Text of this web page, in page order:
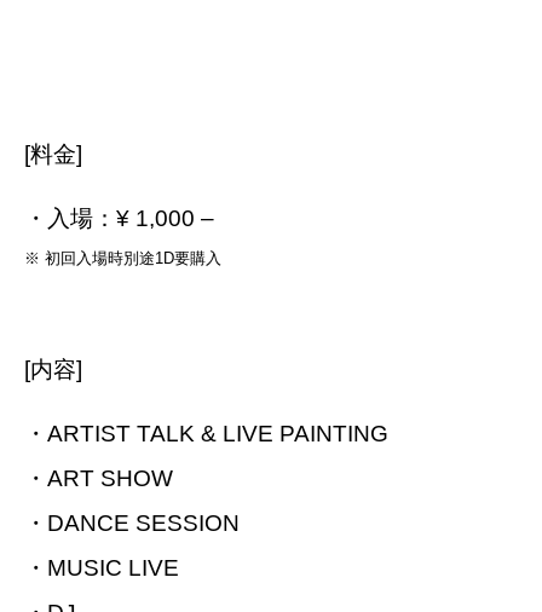
[料金]
・入場：¥ 1,000 –
※ 初回入場時別途1D要購入
[内容]
・ARTIST TALK & LIVE PAINTING
・ART SHOW
・DANCE SESSION
・MUSIC LIVE